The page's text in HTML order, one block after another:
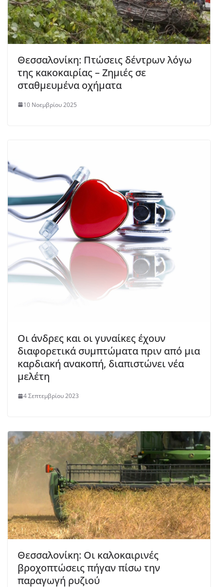
Θεσσαλονίκη: Πτώσεις δέντρων λόγω
της κακοκαιρίας – Ζημιές σε
σταθμευμένα οχήματα
10 Νοεμβρίου 2025
Οι άνδρες και οι γυναίκες έχουν
διαφορετικά συμπτώματα πριν από μια
καρδιακή ανακοπή, διαπιστώνει νέα
μελέτη
4 Σεπτεμβρίου 2023
Θεσσαλονίκη: Οι καλοκαιρινές
βροχοπτώσεις πήγαν πίσω την
παραγωγή ρυζιού